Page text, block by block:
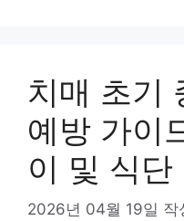
치매 초기
예방 가이
이 및 식단
2026년 04월 19일 작